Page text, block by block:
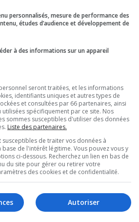
Tristan
Québec se
des Pierrafeu!
Entrevue avec
personnalisés, mesure de performance des
études d’audience et développement de
à des informations sur un appareil
seront traitées, et les informations
identifiants uniques et autres types de
et consultées par 66 partenaires, ainsi
utilisées spécifiquement par ce site. Nos
sommes susceptibles d'utiliser des données
Liste des partenaires.
de traiter vos données à
de l'intérêt légitime. Vous pouvez vous y
ci-dessous. Recherchez un lien en bas de
du site pour gérer ou retirer votre
des cookies et de confidentialité.
Autoriser